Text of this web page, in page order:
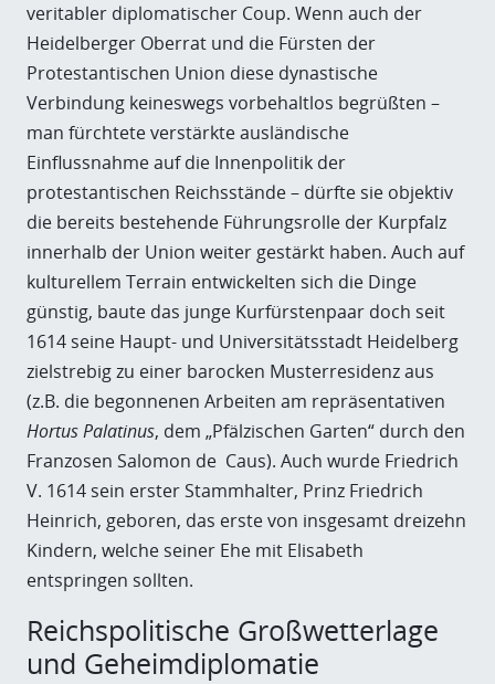
veritabler diplomatischer Coup. Wenn auch der
Heidelberger Oberrat und die Fürsten der
Protestantischen Union diese dynastische
Verbindung keineswegs vorbehaltlos begrüßten –
man fürchtete verstärkte ausländische
Einflussnahme auf die Innenpolitik der
protestantischen Reichsstände – dürfte sie objektiv
die bereits bestehende Führungsrolle der Kurpfalz
innerhalb der Union weiter gestärkt haben. Auch auf
kulturellem Terrain entwickelten sich die Dinge
günstig, baute das junge Kurfürstenpaar doch seit
1614 seine Haupt- und Universitätsstadt Heidelberg
zielstrebig zu einer barocken Musterresidenz aus
(z.B. die begonnenen Arbeiten am repräsentativen
Hortus Palatinus, dem „Pfälzischen Garten“ durch den
Franzosen Salomon de Caus). Auch wurde Friedrich
V. 1614 sein erster Stammhalter, Prinz Friedrich
Heinrich, geboren, das erste von insgesamt dreizehn
Kindern, welche seiner Ehe mit Elisabeth
entspringen sollten.
Reichspolitische Großwetterlage
und Geheimdiplomatie